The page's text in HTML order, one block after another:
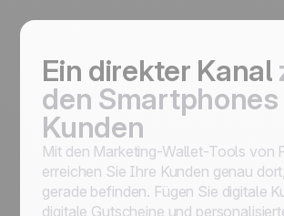
Ein direkter Kanal
den
Kunden
Mit den Marketing-Wallet-Tools von
erreichen Sie Ihre Kunden genau
gerade befinden. Fügen Sie digitale
digitale Gutscheine und